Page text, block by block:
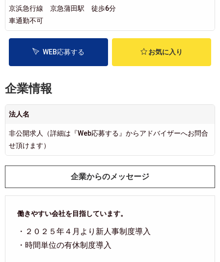
京浜急行線 京急蒲田駅 徒歩6分
車通勤不可
WEB応募する お気に入り
企業情報
法人名
非公開求人（詳細は『Web応募する』からアドバイザーへお問合
せ頂けます）
企業からのメッセージ
働きやすい会社を目指しています。
・２０２５年４月より新人事制度導入
・時間単位の有休制度導入